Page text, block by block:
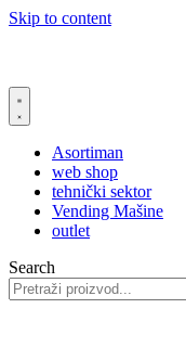
Skip to content
Asortiman
web shop
tehnički sektor
Vending Mašine
outlet
Search